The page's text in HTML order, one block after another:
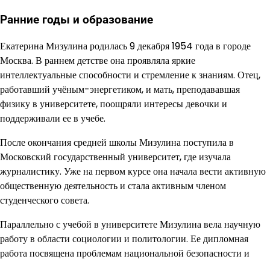
Ранние годы и образование
Екатерина Мизулина родилась 9 декабря 1954 года в городе
Москва. В раннем детстве она проявляла яркие
интеллектуальные способности и стремление к знаниям. Отец,
работавший учёным-энергетиком, и мать, преподававшая
физику в университете, поощряли интересы девочки и
поддерживали ее в учебе.
После окончания средней школы Мизулина поступила в
Московский государственный университет, где изучала
журналистику. Уже на первом курсе она начала вести активную
общественную деятельность и стала активным членом
студенческого совета.
Параллельно с учебой в университете Мизулина вела научную
работу в области социологии и политологии. Ее дипломная
работа посвящена проблемам национальной безопасности и